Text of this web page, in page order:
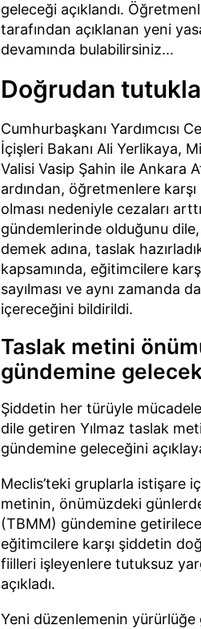
geleceği açıklandı.
tarafından açıklanan yeni
devamında bulabilirsiniz...
Doğrudan
Cumhurbaşkanı Yardımcısı
İçişleri Bakanı Ali Yerlikaya,
Valisi Vasip Şahin ile Ankara
ardından, öğretmenlere
olması nedeniyle cezaları
gündemlerinde olduğunu
demek adına, taslak
kapsamında, eğitimcilere
sayılması ve aynı zamanda
içereceğini bildirildi.
Taslak metini
gündemine
Şiddetin her türüyle
dile getiren Yılmaz taslak
gündemine geleceğini
Meclis’teki gruplarla istişare
metinin, önümüzdeki
(TBMM) gündemine
eğitimcilere karşı şiddetin
fiilleri işleyenlere tutuksuz
açıkladı.
Yeni düzenlemenin yürürlüğe